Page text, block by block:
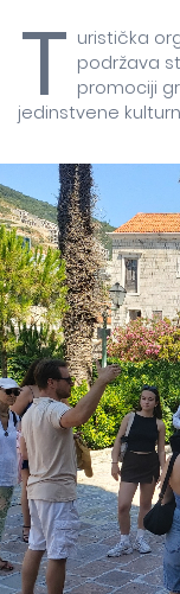
T uristička
podržava
promociji
jedinstvene